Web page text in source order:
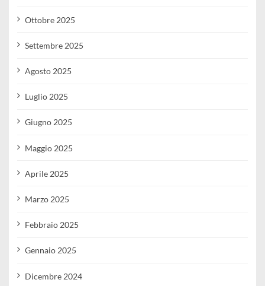
Ottobre 2025
Settembre 2025
Agosto 2025
Luglio 2025
Giugno 2025
Maggio 2025
Aprile 2025
Marzo 2025
Febbraio 2025
Gennaio 2025
Dicembre 2024